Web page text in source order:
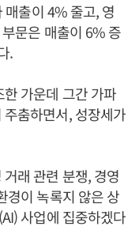
출이 4% 줄고, 영
문은 매출이 6% 증
.
가운데 그간 가파
춤하면서, 성장세가
래 관련 분쟁, 경영
경이 녹록지 않은 상
사업에 집중하겠다